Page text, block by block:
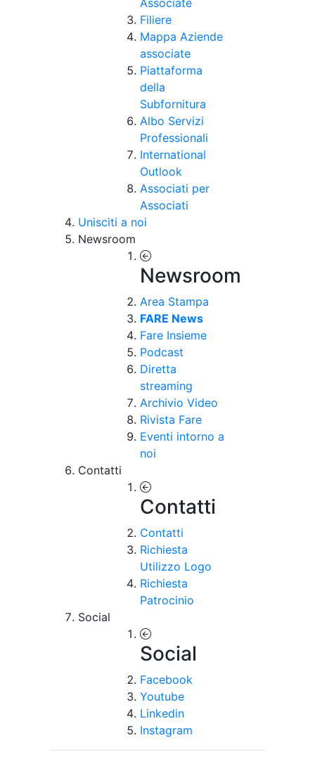
Associate
Filiere
Mappa Aziende
associate
Piattaforma
della
Subfornitura
Albo Servizi
Professionali
International
Outlook
Associati per
Associati
Unisciti a noi
Newsroom
Newsroom
Area Stampa
FARE News
Fare Insieme
Podcast
Diretta
streaming
Archivio Video
Rivista Fare
Eventi intorno a
noi
Contatti
Contatti
Contatti
Richiesta
Utilizzo Logo
Richiesta
Patrocinio
Social
Social
Facebook
Youtube
Linkedin
Instagram